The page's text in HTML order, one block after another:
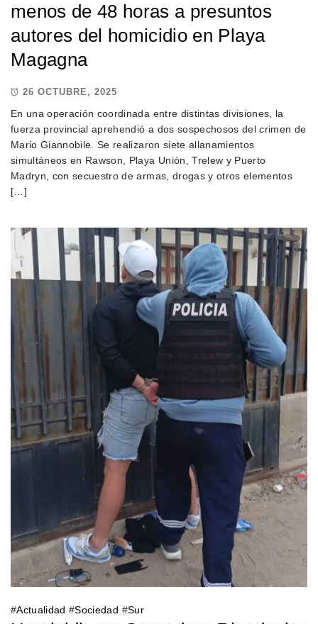
menos de 48 horas a presuntos
autores del homicidio en Playa
Magagna
26 OCTUBRE, 2025
En una operación coordinada entre distintas divisiones, la
fuerza provincial aprehendió a dos sospechosos del crimen de
Mario Giannobile. Se realizaron siete allanamientos
simultáneos en Rawson, Playa Unión, Trelew y Puerto
Madryn, con secuestro de armas, drogas y otros elementos
[…]
#Actualidad #Sociedad #Sur